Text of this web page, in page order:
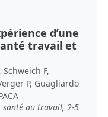
d’une
travail et
F,
P, Guagliardo
santé au travail, 2-5